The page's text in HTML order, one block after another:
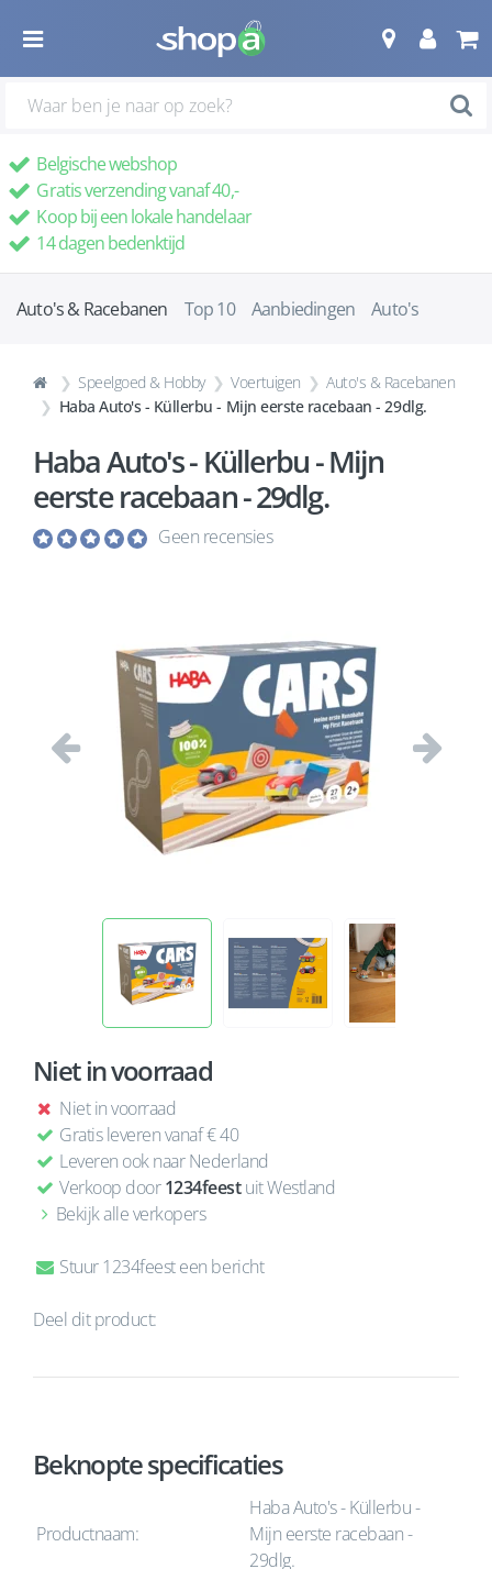
Belgische webshop
Gratis verzending vanaf 40,-
Koop bij een lokale handelaar
14 dagen bedenktijd
Auto's & Racebanen Top 10 Aanbiedingen Auto's
Speelgoed & Hobby Voertuigen
Auto's & Racebanen
Haba Auto's - Küllerbu - Mijn eerste racebaan - 29dlg.
Haba Auto's - Küllerbu - Mijn
eerste racebaan - 29dlg.
Geen recensies
Vorige
Niet in voorraad
Niet in voorraad
Gratis leveren vanaf € 40
Leveren ook naar Nederland
Verkoop door1234feestuit Westland
Bekijk alle verkopers
Stuur 1234feest een bericht
Deel dit product:
Beknopte specificaties
Productnaam:
Haba Auto's - Küllerbu -
Mijn eerste racebaan -
29dlg.